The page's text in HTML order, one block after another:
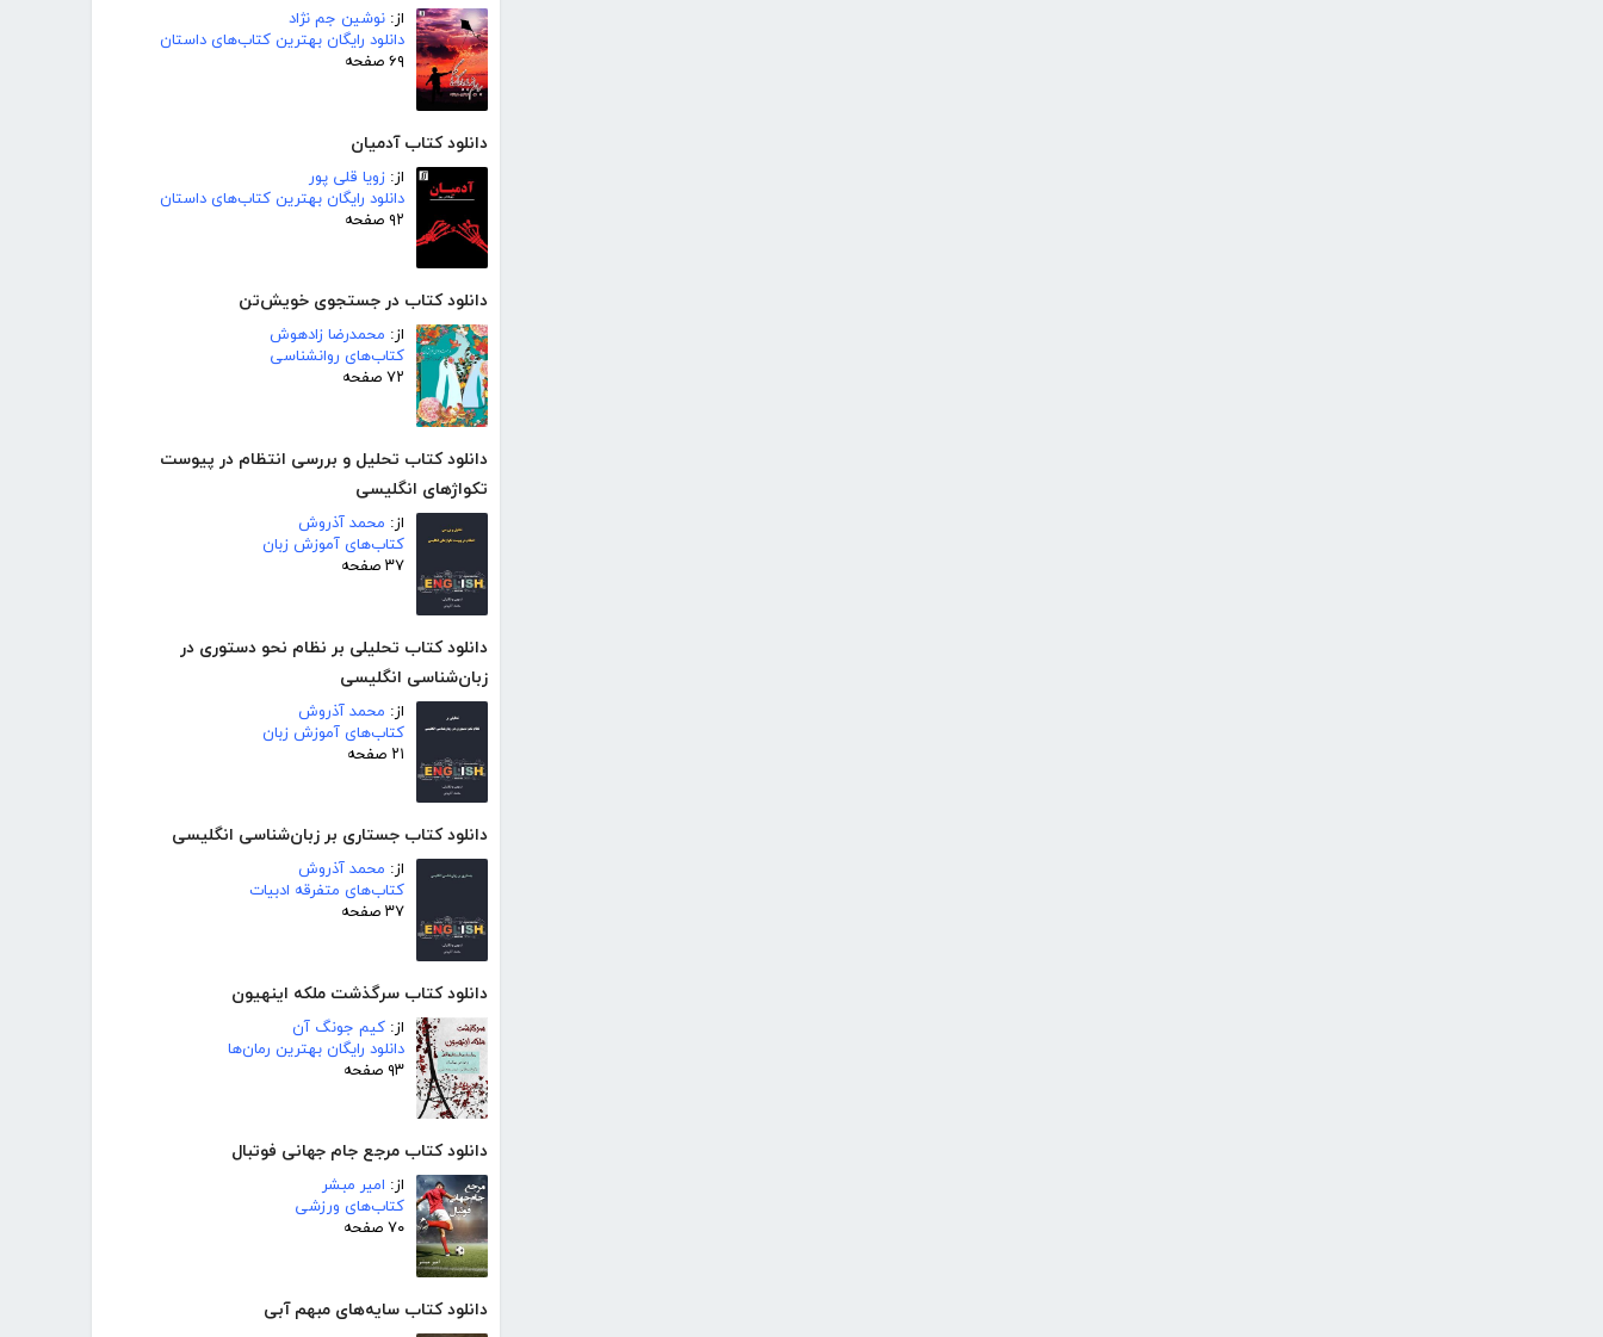
از: نوشین جم نژاد
دانلود رایگان بهترین کتاب‌های داستان
۶۹ صفحه
دانلود کتاب آدمیان
از: زویا قلی پور
دانلود رایگان بهترین کتاب‌های داستان
۹۲ صفحه
دانلود کتاب در جستجوی خویش‌تن
از: محمدرضا زادهوش
کتاب‌های روانشناسی
۷۲ صفحه
دانلود کتاب تحلیل و بررسی انتظام در پیوست
تکواژهای انگلیسی
از: محمد آذروش
کتاب‌های آموزش زبان
۳۷ صفحه
دانلود کتاب تحلیلی بر نظام نحو دستوری در
زبان‌شناسی انگلیسی
از: محمد آذروش
کتاب‌های آموزش زبان
۲۱ صفحه
دانلود کتاب جستاری بر زبان‌شناسی انگلیسی
از: محمد آذروش
کتاب‌های متفرقه ادبیات
۳۷ صفحه
دانلود کتاب سرگذشت ملکه اینهیون
از: کیم جونگ آن
دانلود رایگان بهترین رمان‌ها
۹۳ صفحه
دانلود کتاب مرجع جام جهانی فوتبال
از: امیر مبشر
کتاب‌های ورزشی
۷۰ صفحه
دانلود کتاب سایه‌های مبهم آبی